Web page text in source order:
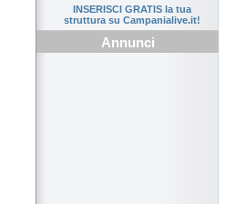
INSERISCI GRATIS la tua
struttura su Campanialive.it!
Annunci